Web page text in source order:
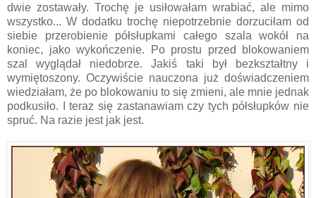
dwie zostawały. Trochę je usiłowałam wrabiać, ale mimo
wszystko... W dodatku trochę niepotrzebnie dorzuciłam od
siebie przerobienie półsłupkami całego szala wokół na
koniec, jako wykończenie. Po prostu przed blokowaniem
szal wyglądał niedobrze. Jakiś taki był bezkształtny i
wymiętoszony. Oczywiście nauczona już doświadczeniem
wiedziałam, że po blokowaniu to się zmieni, ale mnie jednak
podkusiło. I teraz się zastanawiam czy tych półsłupków nie
spruć. Na razie jest jak jest.